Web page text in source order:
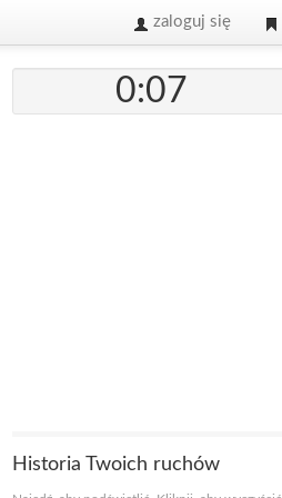
zaloguj się
0:07
Historia Twoich ruchów